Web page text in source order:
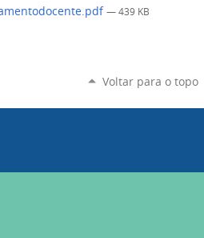
— 439 KB
Voltar para o topo